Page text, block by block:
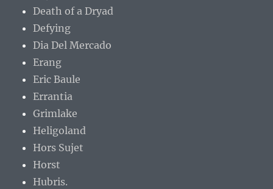
Death of a Dryad
Defying
Dia Del Mercado
Erang
Eric Baule
Errantia
Grimlake
Heligoland
Hors Sujet
Horst
Hubris.